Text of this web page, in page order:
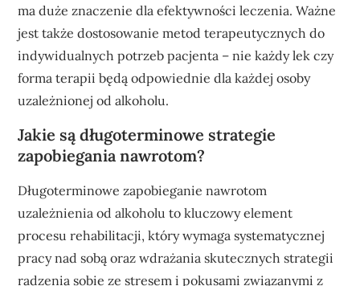
ma duże znaczenie dla efektywności leczenia. Ważne
jest także dostosowanie metod terapeutycznych do
indywidualnych potrzeb pacjenta – nie każdy lek czy
forma terapii będą odpowiednie dla każdej osoby
uzależnionej od alkoholu.
Jakie są długoterminowe strategie
zapobiegania nawrotom?
Długoterminowe zapobieganie nawrotom
uzależnienia od alkoholu to kluczowy element
procesu rehabilitacji, który wymaga systematycznej
pracy nad sobą oraz wdrażania skutecznych strategii
radzenia sobie ze stresem i pokusami związanymi z